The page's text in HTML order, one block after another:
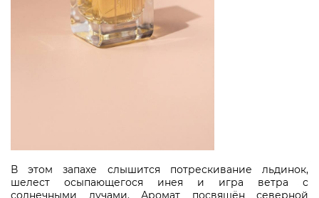
В этом запахе слышится потрескивание льдинок,
шелест осыпающегося инея и игра ветра с
солнечными лучами. Аромат посвящён северной